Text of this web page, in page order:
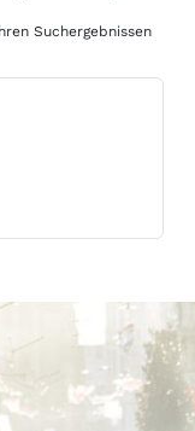
Suchergebnissen